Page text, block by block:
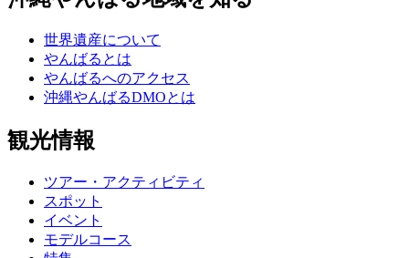
世界遺産について
やんばるとは
やんばるへのアクセス
沖縄やんばるDMOとは
観光情報
ツアー・アクティビティ
スポット
イベント
モデルコース